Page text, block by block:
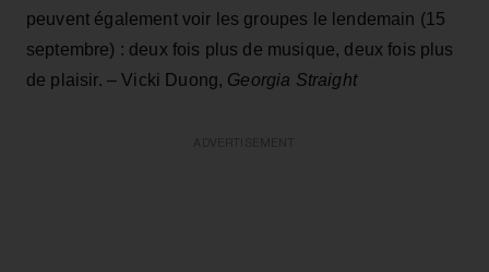
peuvent également voir les groupes le lendemain (15
septembre) : deux fois plus de musique, deux fois plus
de plaisir. – Vicki Duong, Georgia Straight